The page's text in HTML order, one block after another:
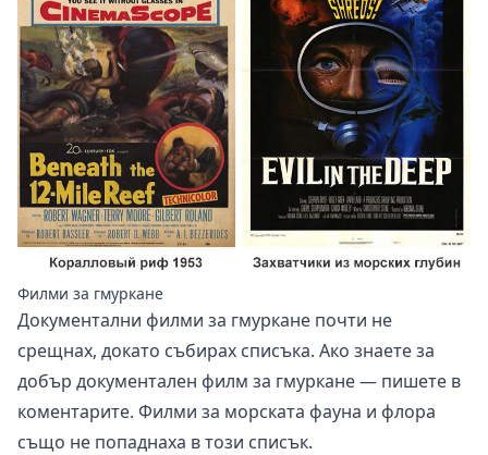
Филми за гмуркане
Документални филми за гмуркане почти не
срещнах, докато събирах списъка. Ако знаете за
добър документален филм за гмуркане — пишете в
коментарите. Филми за морската фауна и флора
също не попаднаха в този списък.